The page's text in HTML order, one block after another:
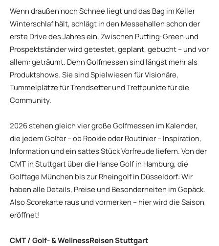
Wenn draußen noch Schnee liegt und das Bag im Keller
Winterschlaf hält, schlägt in den Messehallen schon der
erste Drive des Jahres ein. Zwischen Putting-Green und
Prospektständer wird getestet, geplant, gebucht – und vor
allem: geträumt. Denn Golfmessen sind längst mehr als
Produktshows. Sie sind Spielwiesen für Visionäre,
Tummelplätze für Trendsetter und Treffpunkte für die
Community.
2026 stehen gleich vier große Golfmessen im Kalender,
die jedem Golfer – ob Rookie oder Routinier – Inspiration,
Information und ein sattes Stück Vorfreude liefern. Von der
CMT in Stuttgart über die Hanse Golf in Hamburg, die
Golftage München bis zur Rheingolf in Düsseldorf: Wir
haben alle Details, Preise und Besonderheiten im Gepäck.
Also Scorekarte raus und vormerken – hier wird die Saison
eröffnet!
CMT / Golf- & WellnessReisen Stuttgart